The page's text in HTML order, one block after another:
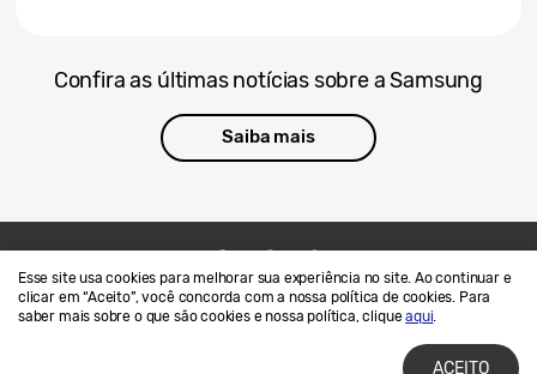
Esse site usa cookies para melhorar sua experiência no site. Ao continuar e
clicar em “Aceito”, você concorda com a nossa política de cookies. Para
saber mais sobre o que são cookies e nossa política, cliqueaqui.
ACEITO
Confira as últimas notícias sobre a Samsung
Saiba mais
Contato
SAMSUNG.COM
Termos de Uso
Privacidade e Cookies